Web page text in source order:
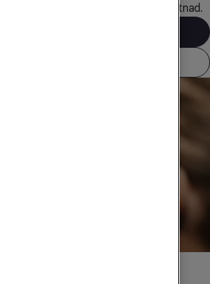
det här landet, helt utan extra kostnad.
utanför